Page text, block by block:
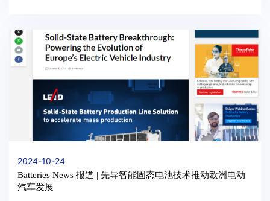
2024-10-24
Batteries News 报道 | 先导智能固态电池技术推动欧洲电动
汽车发展